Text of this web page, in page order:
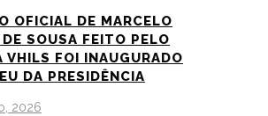
OFICIAL DE MARCELO
DE SOUSA FEITO PELO
VHILS FOI INAUGURADO
DA PRESIDÊNCIA
2026